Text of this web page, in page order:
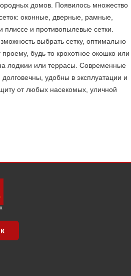
домов. Появилось множество
оконные, дверные, рамные,
и противопылевые сетки.
выбрать сетку, оптимально
будь то крохотное окошко или
лоджии или террасы. Современные
удобны в эксплуатации и
от любых насекомых, уличной